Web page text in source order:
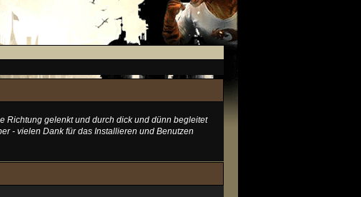
Richtung gelenkt und durch dick und dünn begleitet
- vielen Dank für das Installieren und Benutzen